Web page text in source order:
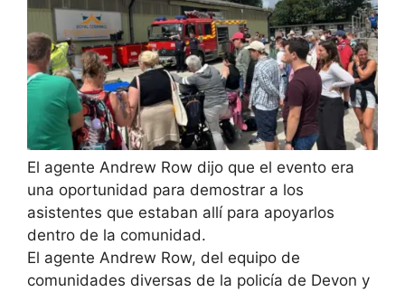
El agente Andrew Row dijo que el evento era
una oportunidad para demostrar a los
asistentes que estaban allí para apoyarlos
dentro de la comunidad.
El agente Andrew Row, del equipo de
comunidades diversas de la policía de Devon y